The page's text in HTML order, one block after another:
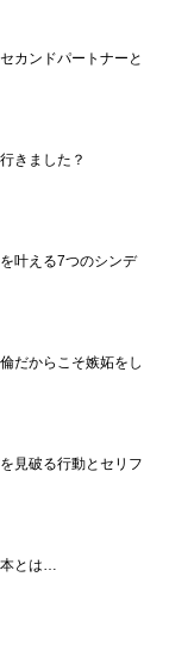
カンドパートナーと
きました？
叶える7つのシンデ
だからこそ嫉妬をし
見破る行動とセリフ
本とは…